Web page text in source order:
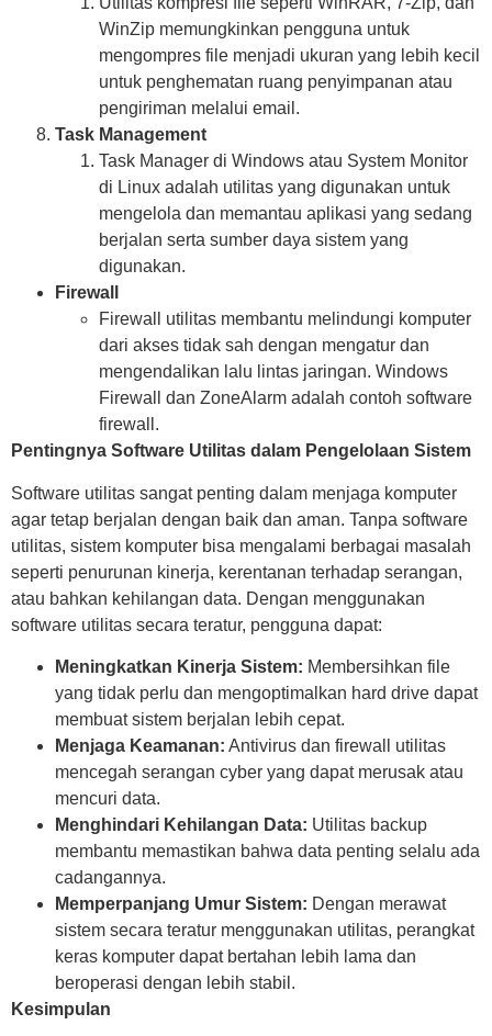
WinZip memungkinkan pengguna untuk
mengompres file menjadi ukuran yang lebih kecil
untuk penghematan ruang penyimpanan atau
pengiriman melalui email.
Task Management
Task Manager di Windows atau System Monitor
di Linux adalah utilitas yang digunakan untuk
mengelola dan memantau aplikasi yang sedang
berjalan serta sumber daya sistem yang
digunakan.
Firewall
Firewall utilitas membantu melindungi komputer
dari akses tidak sah dengan mengatur dan
mengendalikan lalu lintas jaringan. Windows
Firewall dan ZoneAlarm adalah contoh software
firewall.
Pentingnya Software Utilitas dalam Pengelolaan Sistem
Software utilitas sangat penting dalam menjaga komputer
agar tetap berjalan dengan baik dan aman. Tanpa software
utilitas, sistem komputer bisa mengalami berbagai masalah
seperti penurunan kinerja, kerentanan terhadap serangan,
atau bahkan kehilangan data. Dengan menggunakan
software utilitas secara teratur, pengguna dapat:
Meningkatkan Kinerja Sistem: Membersihkan file
yang tidak perlu dan mengoptimalkan hard drive dapat
membuat sistem berjalan lebih cepat.
Menjaga Keamanan: Antivirus dan firewall utilitas
mencegah serangan cyber yang dapat merusak atau
mencuri data.
Menghindari Kehilangan Data: Utilitas backup
membantu memastikan bahwa data penting selalu ada
cadangannya.
Memperpanjang Umur Sistem: Dengan merawat
sistem secara teratur menggunakan utilitas, perangkat
keras komputer dapat bertahan lebih lama dan
beroperasi dengan lebih stabil.
Kesimpulan